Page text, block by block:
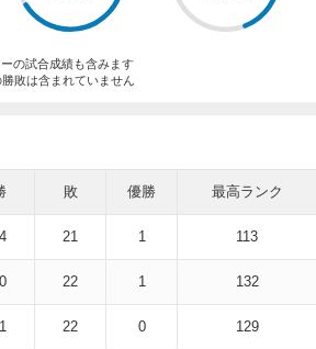
の試合成績も含みます
敗は含まれていません
敗 優勝 最高ランク
21 1 113
22 1 132
22 0 129